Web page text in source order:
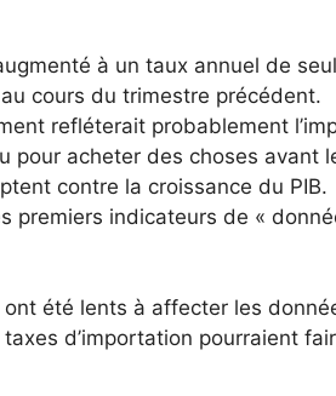
à un taux annuel de
cours du trimestre précédent.
refléterait probablement
pour acheter des choses avant
contre la croissance du PIB.
premiers indicateurs de «
été lents à affecter les
d’importation pourraient